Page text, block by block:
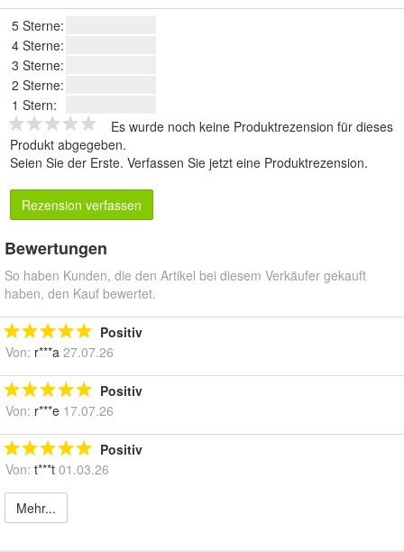
5 Sterne:
4 Sterne:
3 Sterne:
2 Sterne:
1 Stern:
Es wurde noch keine Produktrezension für dieses
Produkt abgegeben.
Seien Sie der Erste. Verfassen Sie jetzt eine Produktrezension.
Rezension verfassen
Bewertungen
So haben Kunden, die den Artikel bei diesem Verkäufer gekauft
haben, den Kauf bewertet.
Positiv
Von: r***a 27.07.26
Positiv
Von: r***e 17.07.26
Positiv
Von: t***t 01.03.26
Mehr...